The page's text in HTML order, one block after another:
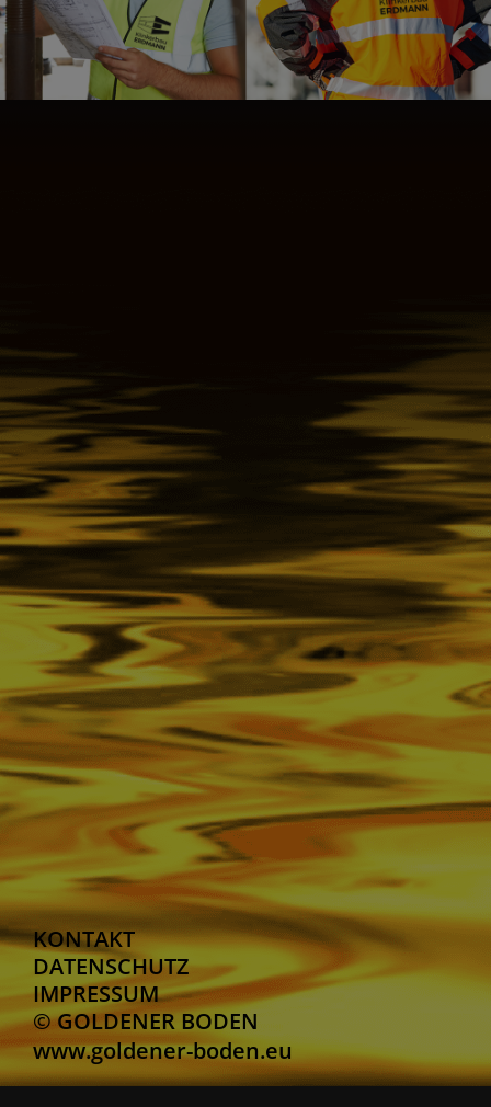
www.goldener-boden.eu
KONTAKT
DATENSCHUTZ
IMPRESSUM
© GOLDENER BODEN